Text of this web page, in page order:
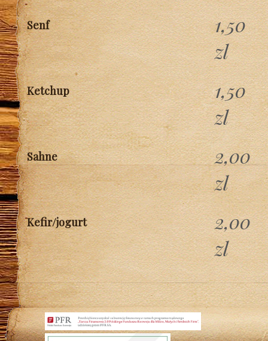
Senf
1,50
zl
Ketchup
1,50
zl
Sahne
2,00
zl
Kefir/jogurt
2,00
zl